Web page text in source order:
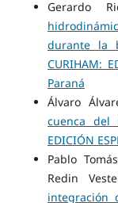
Gerardo
durante la
CURIHAM:
Paraná
Álvaro
cuenca del
EDICIÓN
Pablo
Redin
integración